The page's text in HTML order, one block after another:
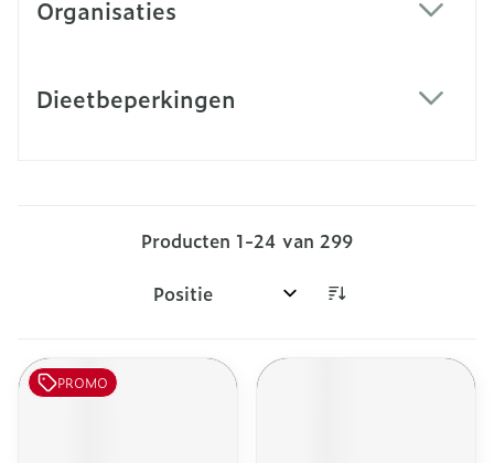
Organisaties
Dieetbeperkingen
Producten 1-24 van 299
Sorteer op:
PROMO